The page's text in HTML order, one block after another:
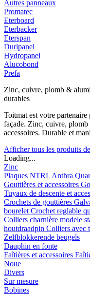
Autres panneaux
Promatec
Eterboard
Eterbacker
Eterspan
Duripanel
Hydropanel
Alucobond
Prefa
Zinc, cuivre, plomb &
durables
Toitmat est votre
façade. Zinc, cuivre, plomb
accessoires. Durable et
Afficher tous les produits
Loading...
Zinc
Plaques NTRL Anthra
Gouttières et accessoires
Tuyaux de descente et
Crochets de gouttières
bourelet Crochet reglable
Colliers charnière modele
houtdraadpin Colliers avec
Zelfblokkerende beugels
Dauphin en fonte
Faîtières et accessoires
Noue
Divers
Sur mesure
Bobines